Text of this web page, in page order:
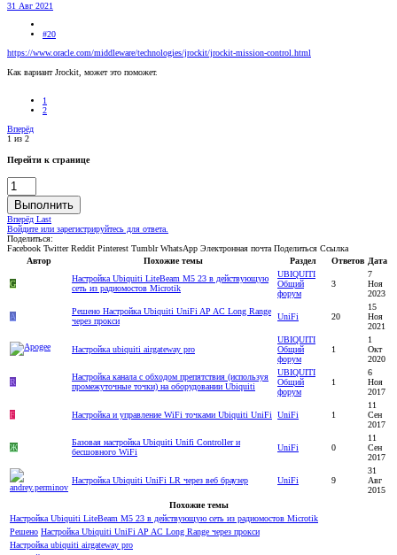
31 Авг 2021
#20
https://www.oracle.com/middleware/technologies/jrockit/jrockit-mission-control.html
Как вариант Jrockit, может это поможет.
1
2
Вперёд
1 из 2
Перейти к странице
Выполнить
Вперёд Last
Войдите или зарегистрируйтесь для ответа.
Поделиться:
Facebook Twitter Reddit Pinterest Tumblr WhatsApp Электронная почта Поделиться Ссылка
Автор
Похожие темы Раздел Ответов Дата
G
Настройка Ubiquiti LiteBeam M5 23 в действующую
сеть из радиомостов Microtik
UBIQUITI
Общий
форум
3
7
Ноя
2023
A
Решено Настройка Ubiquiti UniFi AP AC Long Range
через прокси
UniFi 20
15
Ноя
2021
Настройка ubiquiti airgateway pro
UBIQUITI
Общий
форум
1
1
Окт
2020
R
Настройка канала с обходом препятствия (используя
промежуточные точки) на оборудовании Ubiquiti
UBIQUITI
Общий
форум
1
6
Ноя
2017
F Настройка и управление WiFi точками Ubiquiti UniFi UniFi 1
11
Сен
2017
Ж
Базовая настройка Ubiquiti Unifi Controller и
бесшовного WiFi
UniFi 0
11
Сен
2017
Настройка Ubiquiti UniFi LR через веб браузер UniFi 9
31
Авг
2015
Похожие темы
Настройка Ubiquiti LiteBeam M5 23 в действующую сеть из радиомостов Microtik
Решено Настройка Ubiquiti UniFi AP AC Long Range через прокси
Настройка ubiquiti airgateway pro